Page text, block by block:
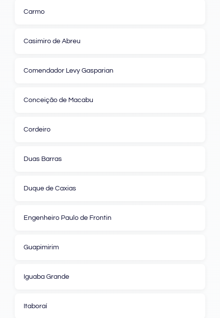
Carmo
Casimiro de Abreu
Comendador Levy Gasparian
Conceição de Macabu
Cordeiro
Duas Barras
Duque de Caxias
Engenheiro Paulo de Frontin
Guapimirim
Iguaba Grande
Itaboraí